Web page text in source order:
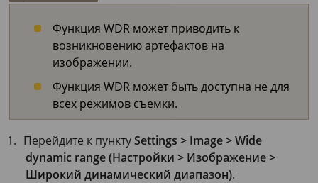
Функция WDR может приводить к
возникновению артефактов на
изображении.
Функция WDR может быть доступна не для
всех режимов съемки.
Перейдите к пунктуSettings > Image > Wide
dynamic range (Настройки > Изображение >
Широкий динамический диапазон).